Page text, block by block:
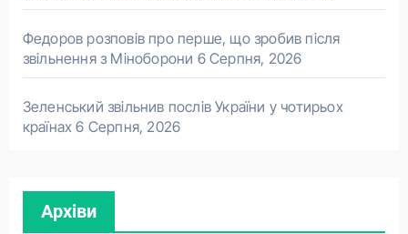
Федоров розповів про перше, що зробив після
звільнення з Міноборони 6 Серпня, 2026
Зеленський звільнив послів України у чотирьох
країнах 6 Серпня, 2026
Архіви